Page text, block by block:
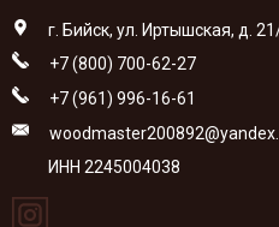
г. Бийск, ул. Иртышская, д.
+7 (800) 700-62-27
+7 (961) 996-16-61
ИНН 2245004038